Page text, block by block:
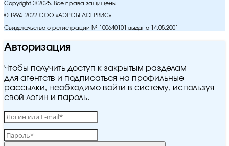
Copyright © 2025. Все права защищены
© 1994–2022 ООО «АЭРОБЕЛСЕРВИС»
Свидетельство о регистрации № 100640101 выдано 14.05.2001
Авторизация
Чтобы получить доступ к закрытым разделам
для агентств и подписаться на профильные
рассылки, необходимо войти в систему, используя
свой логин и пароль.